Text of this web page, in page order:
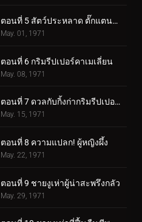
ตอนที่ 5 สัตว์ประหลาด ตั๊กแตนตำข้าว
May. 01, 1971
ตอนที่ 6 กริมรีปเปอร์คาเมเลี่ยน
May. 08, 1971
ตอนที่ 7 ดวลกับกิ้งก่ากริมรีปเปอร์! ความประทับใจในงานมหกรรมโลก
May. 15, 1971
ตอนที่ 8 ความแปลก! ผู้หญิงผึ้ง
May. 22, 1971
ตอนที่ 9 ชายงูเห่าผู้น่าสะพรึงกลัว
May. 29, 1971